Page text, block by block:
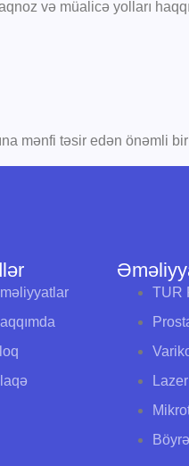
və müalicə yolları
mənfi təsir edən önəmli
TUR